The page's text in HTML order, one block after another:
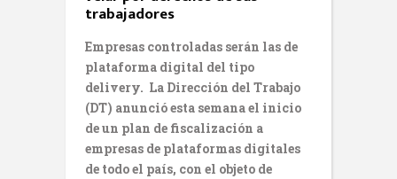
trabajadores
Empresas controladas serán las de
plataforma digital del tipo
delivery. La Dirección del Trabajo
(DT) anunció esta semana el inicio
de un plan de fiscalización a
empresas de plataformas digitales
de todo el país, con el objeto de